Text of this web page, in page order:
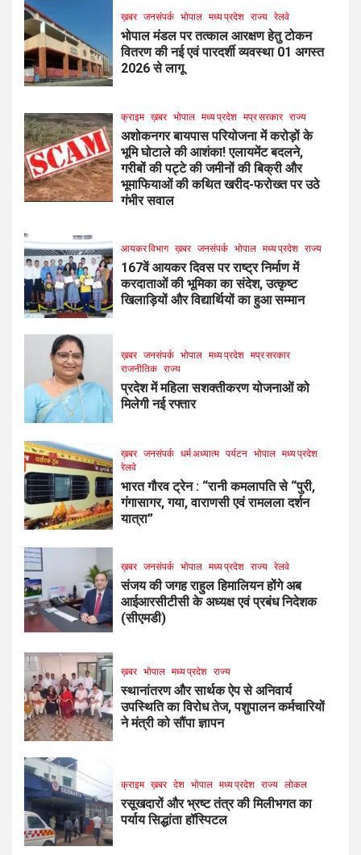
ख़बर जनसंपर्क भोपाल मध्य प्रदेश राज्य रेलवे
भोपाल मंडल पर तत्काल आरक्षण हेतु टोकन
वितरण की नई एवं पारदर्शी व्यवस्था 01 अगस्त
2026 से लागू
क्राइम ख़बर भोपाल मध्य प्रदेश मप्र सरकार राज्य
अशोकनगर बायपास परियोजना में करोड़ों के
भूमि घोटाले की आशंका! एलायमेंट बदलने,
गरीबों की पट्टे की जमीनों की बिक्री और
भूमाफियाओं की कथित खरीद-फरोख्त पर उठे
गंभीर सवाल
आयकर विभाग ख़बर जनसंपर्क भोपाल मध्य प्रदेश राज्य
167वें आयकर दिवस पर राष्ट्र निर्माण में
करदाताओं की भूमिका का संदेश, उत्कृष्ट
खिलाड़ियों और विद्यार्थियों का हुआ सम्मान
ख़बर जनसंपर्क भोपाल मध्य प्रदेश मप्र सरकार
राजनीतिक राज्य
प्रदेश में महिला सशक्तीकरण योजनाओं को
मिलेगी नई रफ्तार
ख़बर जनसंपर्क धर्म अध्यात्म पर्यटन भोपाल मध्य प्रदेश
रेलवे
भारत गौरव ट्रेन : “रानी कमलापति से “पुरी,
गंगासागर, गया, वाराणसी एवं रामलला दर्शन
यात्रा”
ख़बर जनसंपर्क भोपाल मध्य प्रदेश राज्य रेलवे
संजय की जगह राहुल हिमालियन होंगे अब
आईआरसीटीसी के अध्यक्ष एवं प्रबंध निदेशक
(सीएमडी)
ख़बर भोपाल मध्य प्रदेश राज्य
स्थानांतरण और सार्थक ऐप से अनिवार्य
उपस्थिति का विरोध तेज, पशुपालन कर्मचारियों
ने मंत्री को सौंपा ज्ञापन
क्राइम ख़बर देश भोपाल मध्य प्रदेश राज्य लोकल
रसूखदारों और भ्रष्ट तंत्र की मिलीभगत का
पर्याय सिद्धांता हॉस्पिटल